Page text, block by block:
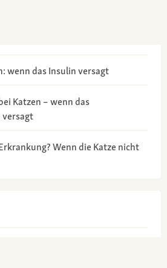
wenn das Insulin versagt
Katzen – wenn das
versagt
Wenn die Katze nicht